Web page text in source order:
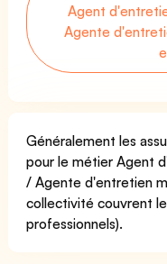
Agent
Agente
Généralement les
pour le métier Agent
/ Agente d'entretien
collectivité couvrent
professionnels).